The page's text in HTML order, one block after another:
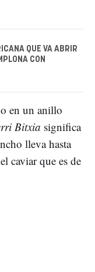
QUE VA ABRIR
CON
en un anillo
Bitxia significa
lleva hasta
caviar que es de